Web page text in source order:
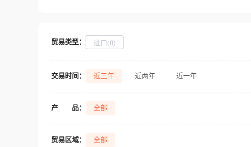
贸易类型： 进口(0)
交易时间： 近三年 近两年 近一年
产 品： 全部
贸易区域： 全部